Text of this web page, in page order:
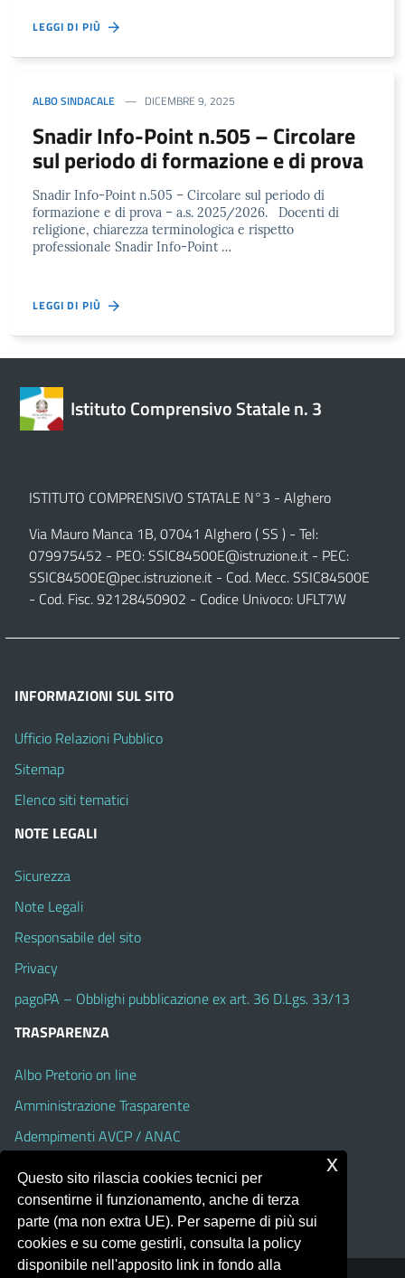
LEGGI DI PIÙ
ALBO SINDACALE DICEMBRE 9, 2025
Snadir Info-Point n.505 – Circolare
sul periodo di formazione e di prova
Snadir Info-Point n.505 – Circolare sul periodo di
formazione e di prova – a.s. 2025/2026. Docenti di
religione, chiarezza terminologica e rispetto
professionale Snadir Info-Point …
LEGGI DI PIÙ
Istituto Comprensivo Statale n. 3
ISTITUTO COMPRENSIVO STATALE N°3 - Alghero
Via Mauro Manca 1B, 07041 Alghero ( SS ) - Tel:
079975452 - PEO:SSIC84500E@istruzione.it - PEC:
SSIC84500E@pec.istruzione.it - Cod. Mecc. SSIC84500E
- Cod. Fisc. 92128450902 - Codice Univoco: UFLT7W
INFORMAZIONI SUL SITO
Ufficio Relazioni Pubblico
Sitemap
Elenco siti tematici
NOTE LEGALI
Sicurezza
Note Legali
Responsabile del sito
Privacy
pagoPA – Obblighi pubblicazione ex art. 36 D.Lgs. 33/13
TRASPARENZA
Albo Pretorio on line
Amministrazione Trasparente
Adempimenti AVCP / ANAC
Accesso Civico
Dichiarazione di accessibilità
Questo sito rilascia cookies tecnici per
consentirne il funzionamento, anche di terza
parte (ma non extra UE). Per saperne di più sui
cookies e su come gestirli, consulta la policy
disponibile nell'apposito link in fondo alla
x